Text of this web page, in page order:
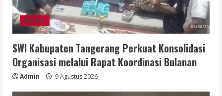
Berita
SWI Kabupaten Tangerang Perkuat Konsolidasi
Organisasi melalui Rapat Koordinasi Bulanan
Admin 9 Agustus 2026